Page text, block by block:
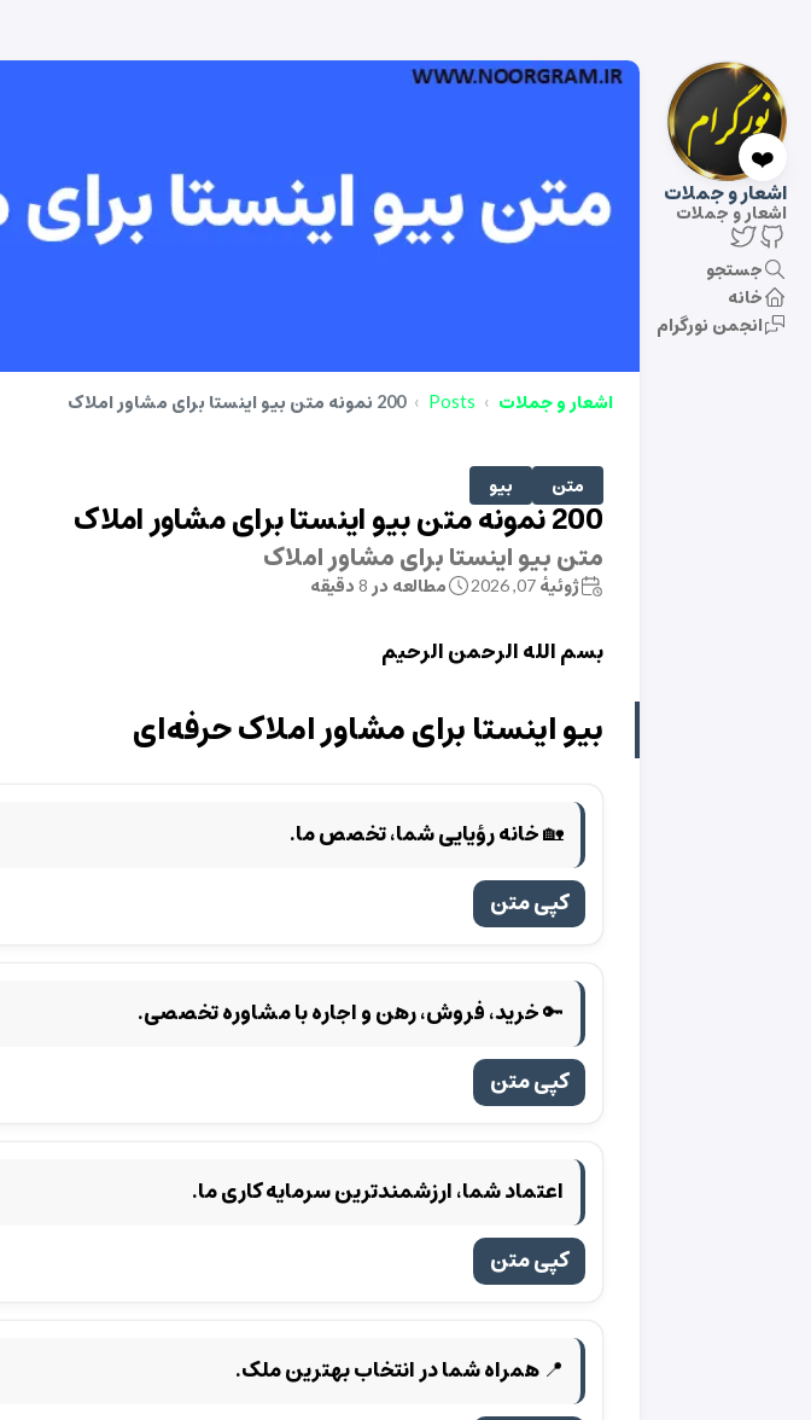
❤️
اشعار و جملات
اشعار و جملات
جستجو
خانه
انجمن نورگرام
اشعار و جملات Posts 200 نمونه متن بیو اینستا برای مشاور املاک
متن بیو
200 نمونه متن بیو اینستا برای مشاور املاک
متن بیو اینستا برای مشاور املاک
ژوئیهٔ 07, 2026 مطالعه در 8 دقیقه
بسم الله الرحمن الرحیم
بیو اینستا برای مشاور املاک حرفه‌ای
🏡 خانه رؤیایی شما، تخصص ما.
کپی متن
🔑 خرید، فروش، رهن و اجاره با مشاوره تخصصی.
کپی متن
اعتماد شما، ارزشمندترین سرمایه کاری ما.
کپی متن
📍 همراه شما در انتخاب بهترین ملک.